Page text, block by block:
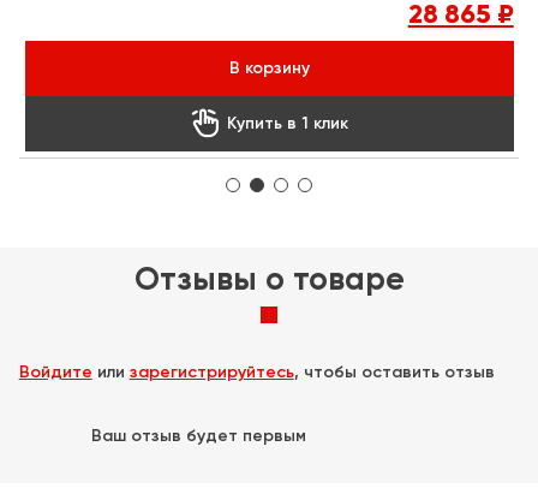
28 865 ₽
В корзину
 Купить в 1 клик
Отзывы о товаре
Войдите или зарегистрируйтесь, чтобы оставить отзыв
Ваш отзыв будет первым